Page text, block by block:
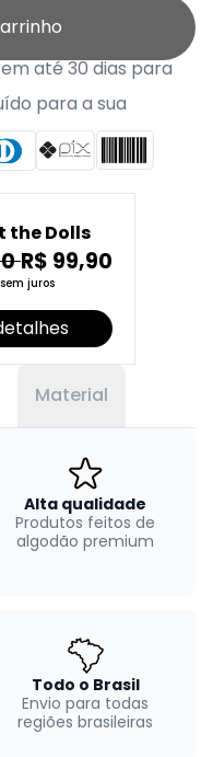
até 30 dias para
para a sua
the Dolls
R$ 99,90
juros
Material
Alta qualidade
Produtos feitos de
algodão premium
Todo o Brasil
Envio para todas
regiões brasileiras